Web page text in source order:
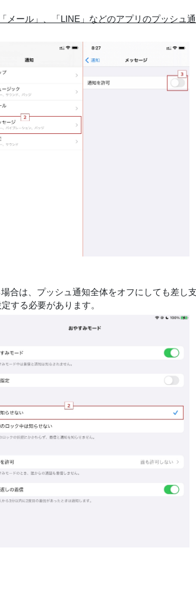
メール」、「LINE」などのアプリのプッシュ
合は、プッシュ通知全体をオフにしても差し支
する必要があります。